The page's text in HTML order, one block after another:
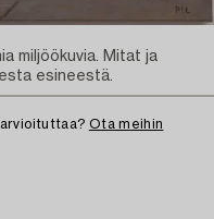
Ota meihin
miljöökuvia. Mitat ja
esineestä.